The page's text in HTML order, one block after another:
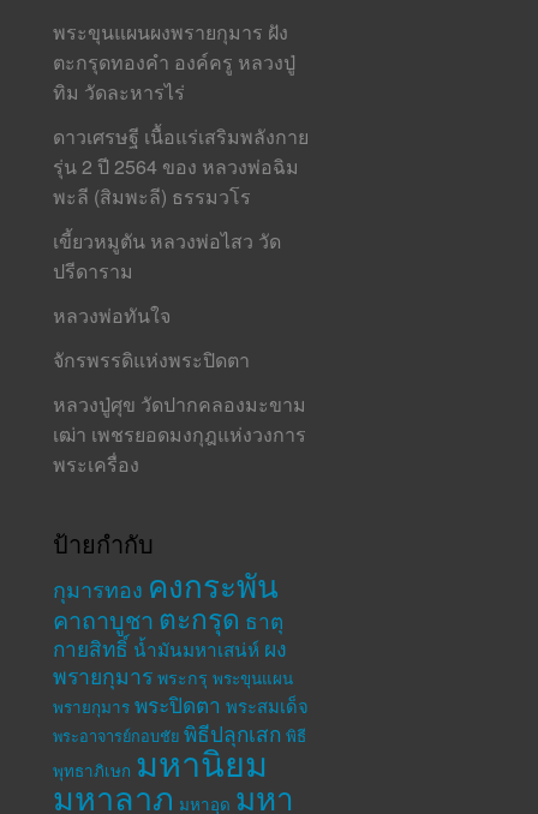
พระขุนแผนผงพรายกุมาร ฝัง
ตะกรุดทองคำ องค์ครู หลวงปู่
ทิม วัดละหารไร่
ดาวเศรษฐี เนื้อแร่เสริมพลังกาย
รุ่น 2 ปี 2564 ของ หลวงพ่อฉิม
พะลี (สิมพะลี) ธรรมวโร
เขี้ยวหมูตัน หลวงพ่อไสว วัด
ปรีดาราม
หลวงพ่อทันใจ
จักรพรรดิแห่งพระปิดตา
หลวงปู่ศุข วัดปากคลองมะขาม
เฒ่า เพชรยอดมงกุฎแห่งวงการ
พระเครื่อง
ป้ายกำกับ
กุมารทอง คงกระพัน
คาถาบูชา ตะกรุด ธาตุ
กายสิทธิ์ น้ำมันมหาเสน่ห์ ผง
พรายกุมาร พระกรุ พระขุนแผน
พรายกุมาร พระปิดตา พระสมเด็จ
พระอาจารย์กอบชัย พิธีปลุกเสก พิธี
พุทธาภิเษก มหานิยม
มหาลาภ มหาอุด มหา